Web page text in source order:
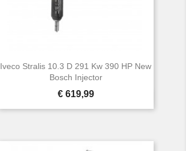
Iveco Stralis 10.3 D 291 Kw 390 HP New
Bosch Injector
Prijs
€ 619,99
Snel bekijken